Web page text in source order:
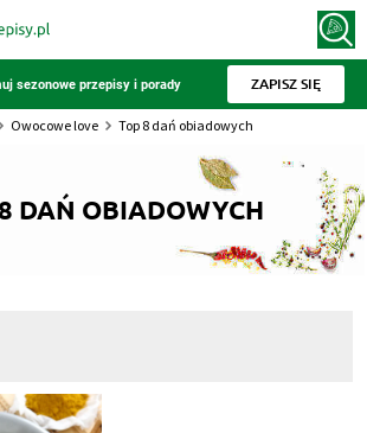
sezonowe przepisy i porady ZAPISZ SIĘ
Owocowe love Top 8 dań obiadowych
DAŃ OBIADOWYCH